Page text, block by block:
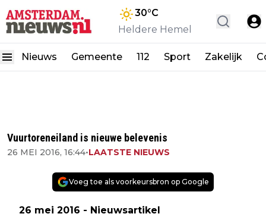
30°C
Heldere Hemel
Nieuws Gemeente 112 Sport Zakelijk
Vuurtoreneiland is nieuwe belevenis
26 MEI 2016, 16:44•LAATSTE NIEUWS
Voeg toe als voorkeursbron op Google
26 mei 2016 - Nieuwsartikel